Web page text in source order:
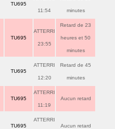
TU695
11:54 minutes
TU695
ATTERRI
23:55
Retard de 23
heures et 50
minutes
TU695
ATTERRI
12:20
Retard de 45
minutes
TU695
ATTERRI
11:19
Aucun retard
TU695
ATTERRI
Aucun retard